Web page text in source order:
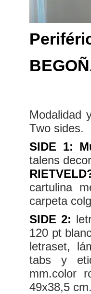
Modalidad
Two sides.
SIDE 1:
talens
cartulina
carpeta
SIDE 2:
120 pt
letraset,
tabs y
mm.color
49x38,5 cm.